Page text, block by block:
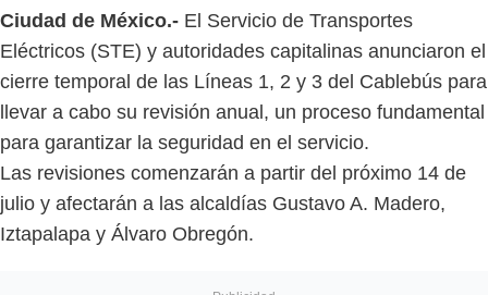
Ciudad de México.- El Servicio de Transportes
Eléctricos (STE) y autoridades capitalinas anunciaron el
cierre temporal de las Líneas 1, 2 y 3 del Cablebús para
llevar a cabo su revisión anual, un proceso fundamental
para garantizar la seguridad en el servicio.
Las revisiones comenzarán a partir del próximo 14 de
julio y afectarán a las alcaldías Gustavo A. Madero,
Iztapalapa y Álvaro Obregón.